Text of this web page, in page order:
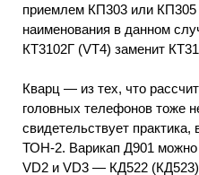
приемлем КП303 или КП305
наименования в данном
КТ3102Г (VT4) заменит
Кварц — из тех, что
головных телефонов тоже
свидетельствует
ТОН-2. Варикап Д901
VD2 и VD3 — КД522